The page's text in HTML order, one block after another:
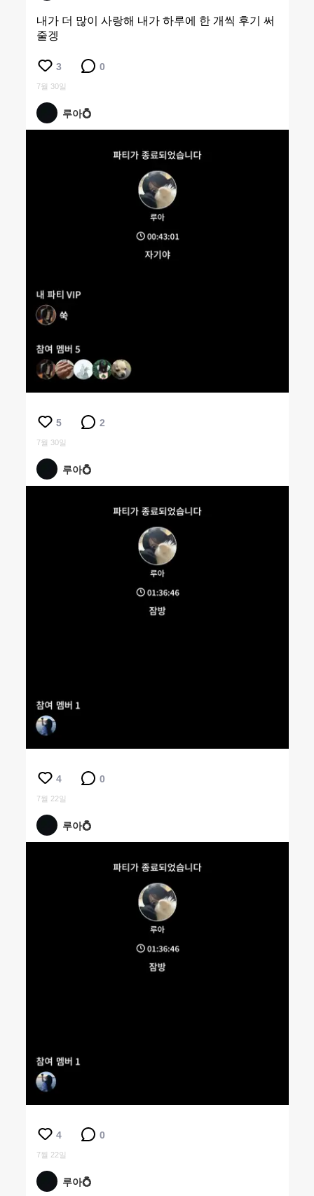
내가 더 많이 사랑해 내가 하루에 한 개씩 후기 써
줄겡
3 0
7월 30일
루아💍
5 2
7월 30일
루아💍
4 0
7월 22일
루아💍
4 0
7월 22일
루아💍